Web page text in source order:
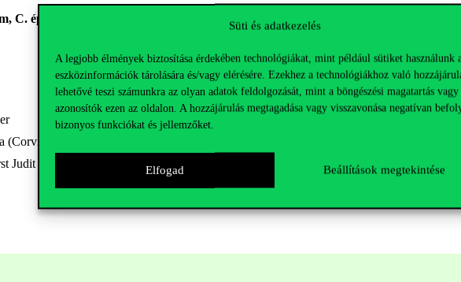
Süti és adatkezelés
A legjobb élmények biztosítása érdekében technológiákat, mint például sütiket használunk
eszközinformációk tárolására és/vagy elérésére. Ezekhez a technológiákhoz való
lehetővé teszi számunkra az olyan adatok feldolgozását, mint a böngészési magatartás
azonosítók ezen az oldalon. A hozzájárulás megtagadása vagy visszavonása negatívan
bizonyos funkciókat és jellemzőket.
Elfogad Beállítások megtekintése
C. épület, X. előadó
(Corvinus and ELTE TK)
Judit (Corvinus és ELTE TK)